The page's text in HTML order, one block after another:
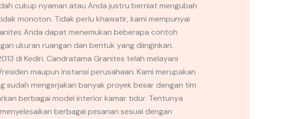
cukup nyaman atau Anda justru berniat mengubah
monoton. Tidak perlu khawatir, kami mempunyai
Anda dapat menemukan beberapa contoh
ukuran ruangan dan bentuk yang diinginkan.
di Kediri. Candratama Granites telah melayani
maupun instansi perusahaan. Kami merupakan
sudah mengerjakan banyak proyek besar dengan tim
berbagai model interior kamar tidur. Tentunya
berbagai pesanan sesuai dengan